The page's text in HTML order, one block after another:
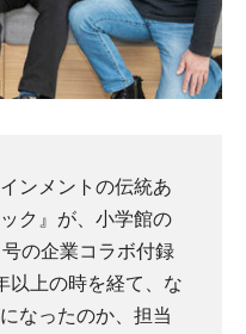
ンメントの伝統あ
ク』が、小学館の
の企業コラボ付録
以上の時を経て、な
なったのか、担当